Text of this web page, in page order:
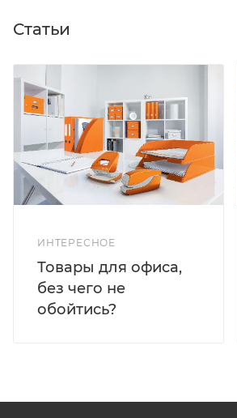
Статьи
ИНТЕРЕСНОЕ
Товары для офиса,
без чего не
обойтись?